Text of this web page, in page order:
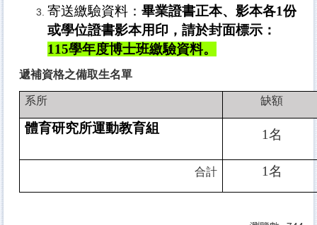
寄送繳驗資料： 畢業證書正本、影本各1份
或學位證書影本用印，請於封面標示：
115學年度博士班繳驗資料。
遞補資格之備取生名單
系所 缺額
體育研究所運動教育組 1名
合計 1名